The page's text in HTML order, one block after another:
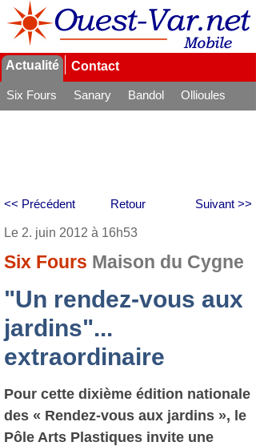
Actualité Contact
Six Fours Sanary Bandol
Ollioules
Retour
<< Précédent Suivant >>
Le 2. juin 2012 à 16h53
Six Fours Maison du Cygne
"Un rendez-vous aux
jardins"...
extraordinaire
Pour cette dixième édition nationale
des « Rendez-vous aux jardins », le
Pôle Arts Plastiques invite une